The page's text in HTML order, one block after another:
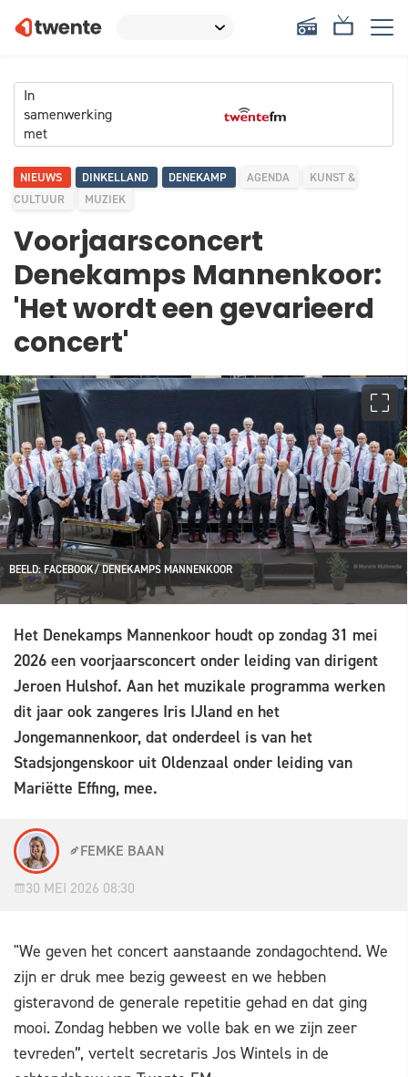
In
samenwerking
met
NIEUWS DINKELLAND DENEKAMP AGENDA
KUNST &
CULTUUR
MUZIEK
Voorjaarsconcert
Denekamps Mannenkoor:
'Het wordt een gevarieerd
concert'
BEELD: FACEBOOK/ DENEKAMPS MANNENKOOR
Het Denekamps Mannenkoor houdt op zondag 31 mei
2026 een voorjaarsconcert onder leiding van dirigent
Jeroen Hulshof. Aan het muzikale programma werken
dit jaar ook zangeres Iris IJland en het
Jongemannenkoor, dat onderdeel is van het
Stadsjongenskoor uit Oldenzaal onder leiding van
Mariëtte Effing, mee.
FEMKE BAAN
30 MEI 2026 08:30
"We geven het concert aanstaande zondagochtend. We
zijn er druk mee bezig geweest en we hebben
gisteravond de generale repetitie gehad en dat ging
mooi. Zondag hebben we volle bak en we zijn zeer
tevreden”, vertelt secretaris Jos Wintels in de